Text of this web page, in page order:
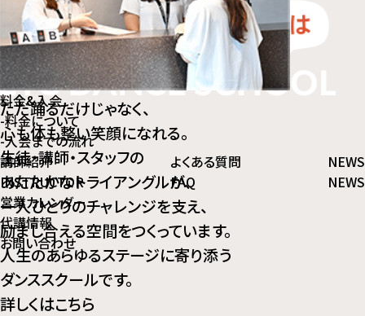
料金&入会
-料⾦について
-⼊会までの流れ
講師紹介
INSTRUCTOR
よくある質問
FAQ
NEWS
NEWS
営業カレンダー
代講情報
お問い合わせ
ただ踊るだけじゃなく、
心も体も整い笑顔になれる。
生徒・講師・スタッフの
あたたかなトライアングルが、
一人ひとりのチャレンジを支え、
励まし合える空間をつくっています。
人生のあらゆるステージに寄り添う
ダンススクールです。
詳しくはこちら